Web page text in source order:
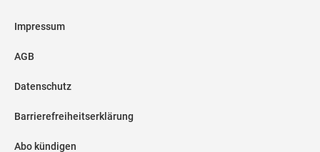
Impressum
AGB
Datenschutz
Barrierefreiheitserklärung
Abo kündigen